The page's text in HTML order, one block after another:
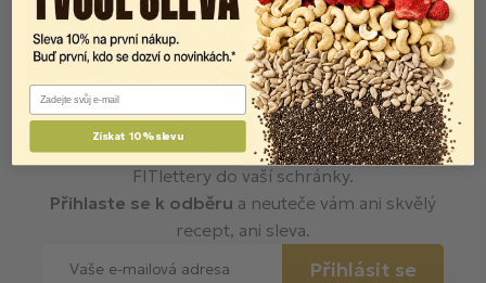
Newsletter
FITlettery do vaší schránky.
Přihlaste se k odběru a neuteče vám ani skvělý
recept, ani sleva.
Přihlásit se
Email
Získat 10% slevu